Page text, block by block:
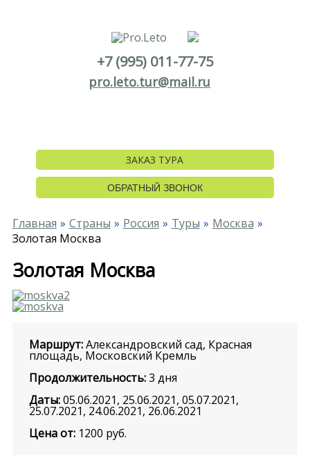
ЗАКАЗ ТУРА
ОБРАТНЫЙ ЗВОНОК
+7 (995) 011-77-75
pro.leto.tur@mail.ru
Главная Страны Россия Туры
Москва
Золотая Москва
Золотая Москва
Маршрут: Александровский сад, Красная
площадь, Московский Кремль
Продолжительность: 3 дня
Даты: 05.06.2021, 25.06.2021, 05.07.2021,
25.07.2021, 24.06.2021, 26.06.2021
Цена от: 1200 руб.